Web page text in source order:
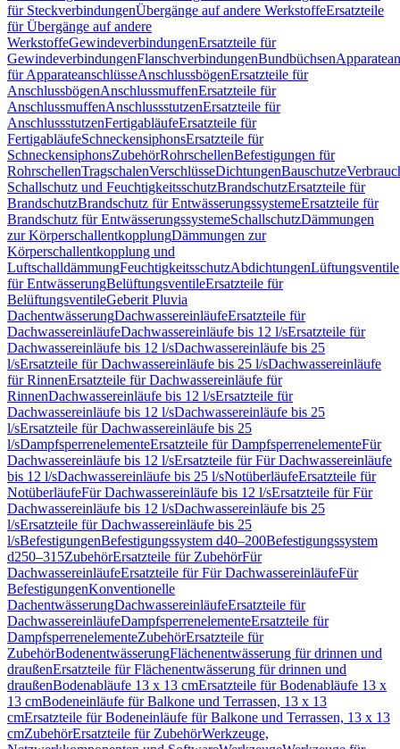
für SteckverbindungenÜbergänge auf andere WerkstoffeErsatzteile
für Übergänge auf andere
WerkstoffeGewindeverbindungenErsatzteile für
GewindeverbindungenFlanschverbindungenBundbüchsen
für ApparateanschlüsseAnschlussbögenErsatzteile für
AnschlussbögenAnschlussmuffenErsatzteile für
AnschlussmuffenAnschlussstutzenErsatzteile für
AnschlussstutzenFertigabläufeErsatzteile für
FertigabläufeSchneckensiphonsErsatzteile für
SchneckensiphonsZubehörRohrschellenBefestigungen für
RohrschellenTragschalenVerschlüsseDichtungenBauschutze
Schallschutz und FeuchtigkeitsschutzBrandschutzErsatzteile für
BrandschutzBrandschutz für EntwässerungssystemeErsatzteile für
Brandschutz für EntwässerungssystemeSchallschutzDämmungen
zur KörperschallentkopplungDämmungen zur
Körperschallentkopplung und
LuftschalldämmungFeuchtigkeitsschutzAbdichtungenLüftungsventile
für EntwässerungBelüftungsventileErsatzteile für
BelüftungsventileGeberit Pluvia
DachentwässerungDachwassereinläufeErsatzteile für
DachwassereinläufeDachwassereinläufe bis 12 l/sErsatzteile für
Dachwassereinläufe bis 12 l/sDachwassereinläufe bis 25
l/sErsatzteile für Dachwassereinläufe bis 25 l/sDachwassereinläufe
für RinnenErsatzteile für Dachwassereinläufe für
RinnenDachwassereinläufe bis 12 l/sErsatzteile für
Dachwassereinläufe bis 12 l/sDachwassereinläufe bis 25
l/sErsatzteile für Dachwassereinläufe bis 25
l/sDampfsperrenelementeErsatzteile für DampfsperrenelementeFür
Dachwassereinläufe bis 12 l/sErsatzteile für Für Dachwassereinläufe
bis 12 l/sDachwassereinläufe bis 25 l/sNotüberläufeErsatzteile für
NotüberläufeFür Dachwassereinläufe bis 12 l/sErsatzteile für Für
Dachwassereinläufe bis 12 l/sDachwassereinläufe bis 25
l/sErsatzteile für Dachwassereinläufe bis 25
l/sBefestigungenBefestigungssystem d40–200Befestigungssystem
d250–315ZubehörErsatzteile für ZubehörFür
DachwassereinläufeErsatzteile für Für DachwassereinläufeFür
BefestigungenKonventionelle
DachentwässerungDachwassereinläufeErsatzteile für
DachwassereinläufeDampfsperrenelementeErsatzteile für
DampfsperrenelementeZubehörErsatzteile für
ZubehörBodenentwässerungFlächenentwässerung für drinnen und
draußenErsatzteile für Flächenentwässerung für drinnen und
draußenBodenabläufe 13 x 13 cmErsatzteile für Bodenabläufe 13 x
13 cmBodeneinläufe für Balkone und Terrassen, 13 x 13
cmErsatzteile für Bodeneinläufe für Balkone und Terrassen, 13 x 13
cmZubehörErsatzteile für ZubehörWerkzeuge,